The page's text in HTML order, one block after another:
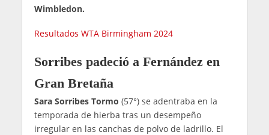
Wimbledon.
Resultados WTA Birmingham 2024
Sorribes padeció a Fernández en
Gran Bretaña
Sara Sorribes Tormo (57°) se adentraba en la
temporada de hierba tras un desempeño
irregular en las canchas de polvo de ladrillo. El